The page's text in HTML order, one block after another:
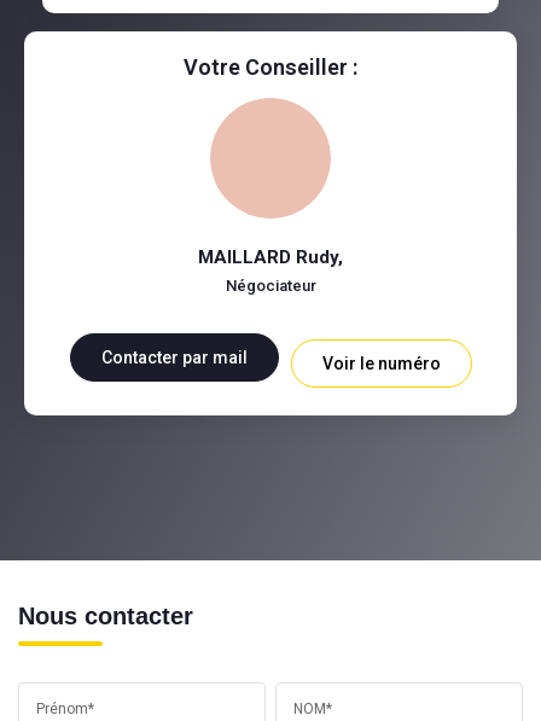
Votre Conseiller :
MAILLARD Rudy,
Négociateur
Contacter par mail Voir le numéro
Nous contacter
Prénom* NOM*